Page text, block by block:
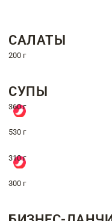
САЛАТЫ
200 г
СУПЫ
360 г
530 г
310 г
300 г